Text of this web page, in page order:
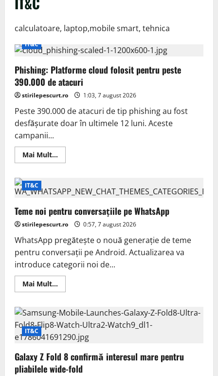
calculatoare, laptop,mobile smart, tehnica
IT&C
Phishing: Platforme cloud folosit pentru peste
390.000 de atacuri
stirilepescurt.ro 1:03, 7 august 2026
Peste 390.000 de atacuri de tip phishing au fost
desfășurate doar în ultimele 12 luni. Aceste
campanii...
Mai Mult...Read
more
cloud
folosit
peste
390.000
de
atacuri
IT&C
Teme noi pentru conversațiile pe WhatsApp
stirilepescurt.ro 0:57, 7 august 2026
WhatsApp pregătește o nouă generație de teme
pentru conversații pe Android. Actualizarea va
introduce categorii noi de...
Mai Mult...Read
more
noi
pentru
conversațiile
WhatsApp
IT&C
Galaxy Z Fold 8 confirmă interesul mare pentru
pliabilele wide-fold